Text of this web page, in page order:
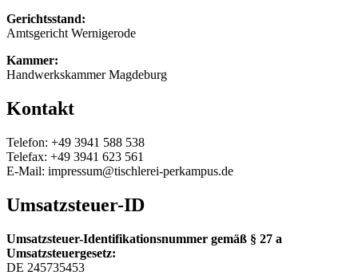
Gerichtsstand:
Amtsgericht Wernigerode
Kammer:
Handwerkskammer Magdeburg
Kontakt
Telefon: +49 3941 588 538
Telefax: +49 3941 623 561
E-Mail: impressum@tischlerei-perkampus.de
Umsatzsteuer-ID
Umsatzsteuer-Identifikationsnummer gemäß § 27 a
Umsatzsteuergesetz:
DE 245735453